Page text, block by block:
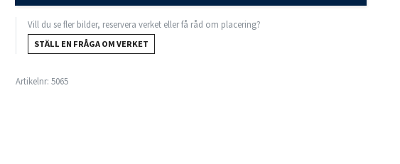
Vill du se fler bilder, reservera verket eller få råd om placering?
STÄLL EN FRÅGA OM VERKET
Artikelnr: 5065